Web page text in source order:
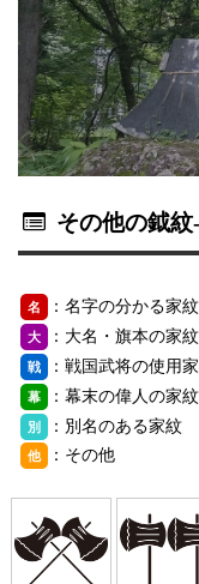
その他の鉞紋
名 ：名字の分かる家紋
大 ：大名・旗本の家紋
戦 ：戦国武将の使用
幕 ：幕末の偉人の家紋
別 ：別名のある家紋
他 ：その他